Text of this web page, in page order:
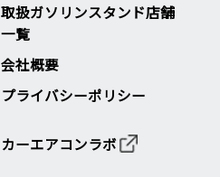
取扱ガソリンスタンド店舗
一覧
会社概要
プライバシーポリシー
カーエアコンラボ